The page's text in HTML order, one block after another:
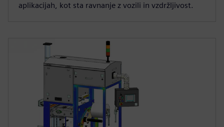
aplikacijah, kot sta ravnanje z vozili in vzdržljivost.